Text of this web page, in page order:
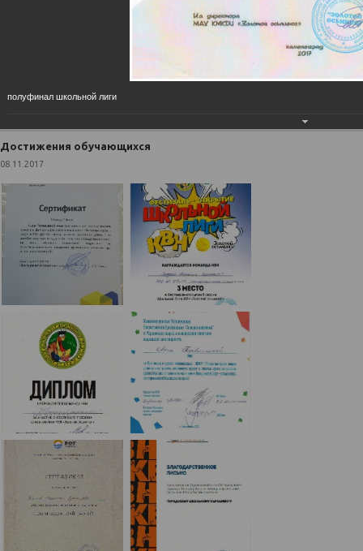
Достижения
обучающихся
Достижения обучающихся
08.11.2017
полуфинал школьной лиги